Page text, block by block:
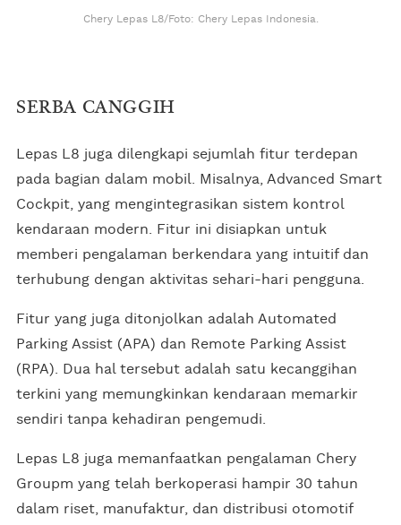
Chery Lepas L8/Foto: Chery Lepas Indonesia.
SERBA CANGGIH
Lepas L8 juga dilengkapi sejumlah fitur terdepan
pada bagian dalam mobil. Misalnya, Advanced Smart
Cockpit, yang mengintegrasikan sistem kontrol
kendaraan modern. Fitur ini disiapkan untuk
memberi pengalaman berkendara yang intuitif dan
terhubung dengan aktivitas sehari-hari pengguna.
Fitur yang juga ditonjolkan adalah Automated
Parking Assist (APA) dan Remote Parking Assist
(RPA). Dua hal tersebut adalah satu kecanggihan
terkini yang memungkinkan kendaraan memarkir
sendiri tanpa kehadiran pengemudi.
Lepas L8 juga memanfaatkan pengalaman Chery
Groupm yang telah berkoperasi hampir 30 tahun
dalam riset, manufaktur, dan distribusi otomotif